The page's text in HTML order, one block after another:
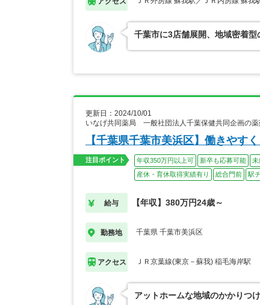
千葉市に3店舗展開、地域密着型
更新日：2024/10/01
いなげ共同薬局 一般社団法人千葉保健共同企画の薬
【千葉県千葉市美浜区】働きやす
注目ポイント 年収350万円以上可 新卒も応募可能 未
産休・育休取得実績有り
総合門前 駅
給与 【年収】380万円24歳～
勤務地 千葉県 千葉市美浜区
アクセス ＪＲ京葉線(東京－蘇我) 稲毛海岸駅
アットホームな地域のかかりつ